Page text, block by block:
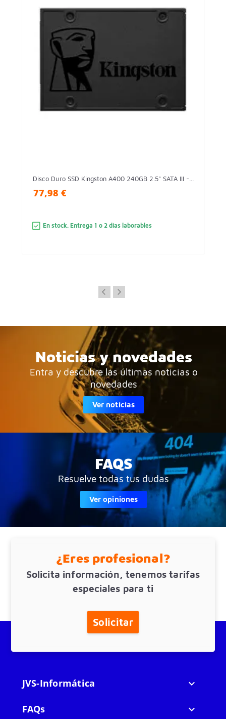
Disco Duro SSD Kingston A400 240GB 2.5" SATA III -...
77,98 €
En stock. Entrega 1 o 2 días laborables
Noticias y novedades
Entra y descubre las últimas noticias o
novedades
Ver noticias
FAQS
Resuelve todas tus dudas
Ver opiniones
¿Eres profesional?
Solicita información, tenemos tarifas
especiales para ti
Solicitar
JVS-Informática 
FAQs 